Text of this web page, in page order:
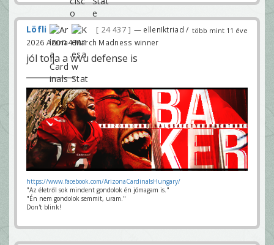
több mint 11 éve
Löfli 24 437
— ellenIktriad /
2026 Arena4 March Madness winner
jól tolja a wvu defense is
https://www.facebook.com/ArizonaCardinalsHungary/
"Az életről sok mindent gondolok én jómagam is."
"Én nem gondolok semmit, uram."
Don't blink!